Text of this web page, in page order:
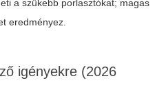
a szűkebb porlasztókat; magas
eredményez.
igényekre (2026